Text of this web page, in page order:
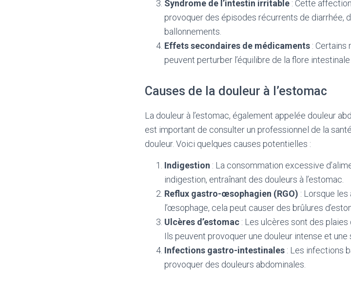
Syndrome de l’intestin irritable : Cette
provoquer des épisodes récurrents de diarrhée,
ballonnements.
Effets secondaires de médicaments : Certains
peuvent perturber l’équilibre de la flore
Causes de la douleur à l’estomac
La douleur à l’estomac, également appelée douleur
est important de consulter un professionnel de la
douleur. Voici quelques causes potentielles :
Indigestion : La consommation excessive
indigestion, entraînant des douleurs à l’estomac.
Reflux gastro-œsophagien (RGO) : Lorsque
l’œsophage, cela peut causer des brûlures
Ulcères d’estomac : Les ulcères sont des plaies
Ils peuvent provoquer une douleur intense et une
Infections gastro-intestinales : Les infections
provoquer des douleurs abdominales.